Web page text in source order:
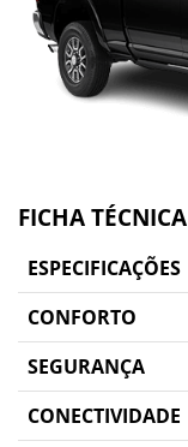
FICHA TÉCNICA
ESPECIFICAÇÕES
CONFORTO
SEGURANÇA
CONECTIVIDADE